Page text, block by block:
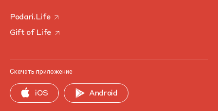
Podari.Life
Gift of Life
Скачать приложение
iOS Android